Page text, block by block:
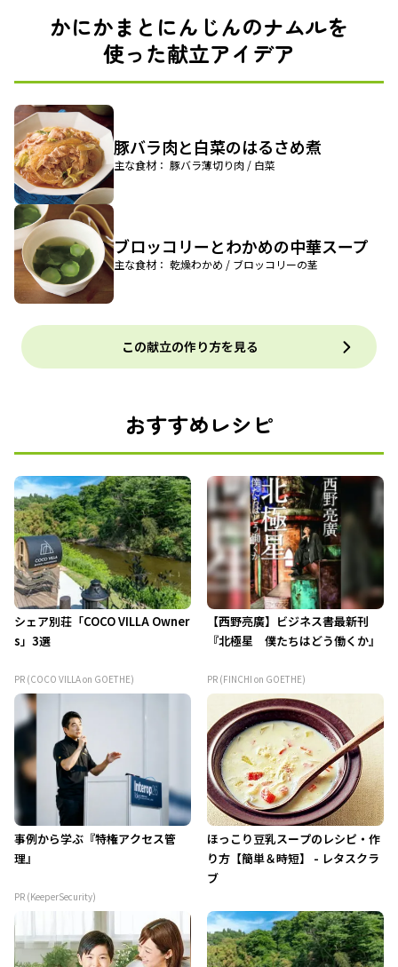
かにかまとにんじんのナムルを
使った献立アイデア
豚バラ肉と白菜のはるさめ煮
主な食材： 豚バラ薄切り肉 / 白菜
ブロッコリーとわかめの中華スープ
主な食材： 乾燥わかめ / ブロッコリーの茎
この献立の作り方を見る
おすすめレシピ
シェア別荘「COCO VILLA Owner
s」3選
PR (COCO VILLA on GOETHE)
【西野亮廣】ビジネス書最新刊
『北極星 僕たちはどう働くか』
PR (FINCHI on GOETHE)
事例から学ぶ『特権アクセス管
理』
PR (KeeperSecurity)
ほっこり豆乳スープのレシピ・作
り方【簡単＆時短】 - レタスクラ
ブ